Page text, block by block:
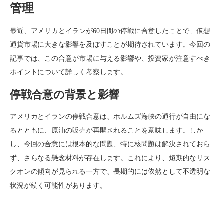
管理
最近、アメリカとイランが60日間の停戦に合意したことで、仮想
通貨市場に大きな影響を及ぼすことが期待されています。今回の
記事では、この合意が市場に与える影響や、投資家が注意すべき
ポイントについて詳しく考察します。
停戦合意の背景と影響
アメリカとイランの停戦合意は、ホルムズ海峡の通行が自由にな
るとともに、原油の販売が再開されることを意味します。しか
し、今回の合意には根本的な問題、特に核問題は解決されておら
ず、さらなる懸念材料が存在します。これにより、短期的なリス
クオンの傾向が見られる一方で、長期的には依然として不透明な
状況が続く可能性があります。